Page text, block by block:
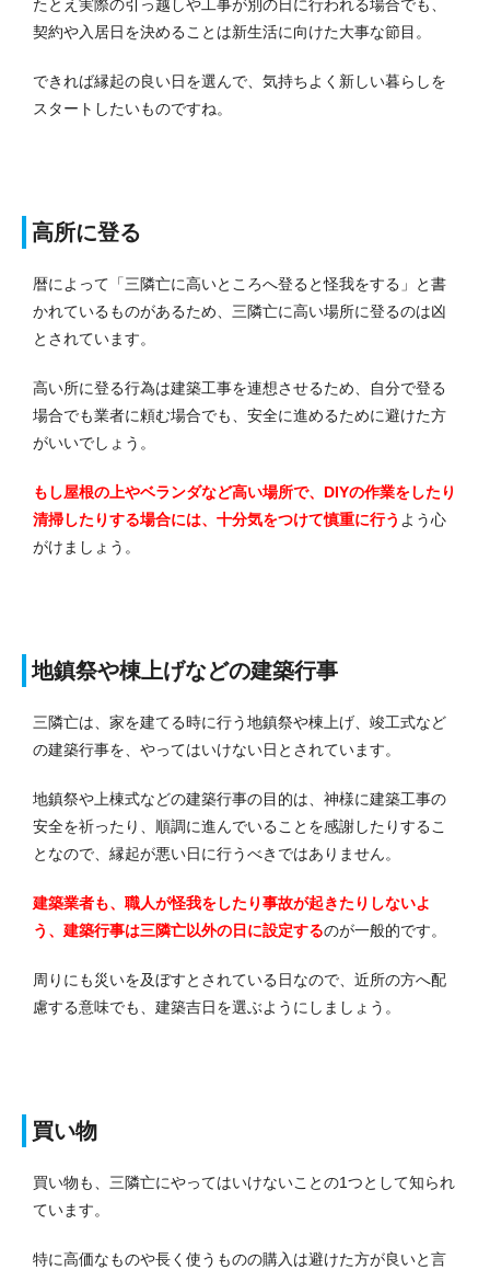
たとえ実際の引っ越しや工事が別の日に行われる場合でも、
契約や入居日を決めることは新生活に向けた大事な節目。
できれば縁起の良い日を選んで、気持ちよく新しい暮らしを
スタートしたいものですね。
高所に登る
暦によって「三隣亡に高いところへ登ると怪我をする」と書
かれているものがあるため、三隣亡に高い場所に登るのは凶
とされています。
高い所に登る行為は建築工事を連想させるため、自分で登る
場合でも業者に頼む場合でも、安全に進めるために避けた方
がいいでしょう。
もし屋根の上やベランダなど高い場所で、DIYの作業をしたり
清掃したりする場合には、十分気をつけて慎重に行う よう心
がけましょう。
地鎮祭や棟上げなどの建築行事
三隣亡は、家を建てる時に行う地鎮祭や棟上げ、竣工式など
の建築行事を、やってはいけない日とされています。
地鎮祭や上棟式などの建築行事の目的は、神様に建築工事の
安全を祈ったり、順調に進んでいることを感謝したりするこ
となので、縁起が悪い日に行うべきではありません。
建築業者も、職人が怪我をしたり事故が起きたりしないよ
う、建築行事は三隣亡以外の日に設定するのが一般的です。
周りにも災いを及ぼすとされている日なので、近所の方へ配
慮する意味でも、建築吉日を選ぶようにしましょう。
買い物
買い物も、三隣亡にやってはいけないことの1つとして知られ
ています。
特に高価なものや長く使うものの購入は避けた方が良いと言